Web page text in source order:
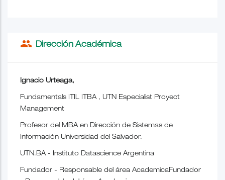
people Dirección Académica
Ignacio Urteaga,
Fundamentals ITIL ITBA , UTN Especialist Proyect
Management
Profesor del MBA en Dirección de Sistemas de
Información Universidad del Salvador.
UTN.BA - Instituto Datascience Argentina
Fundador - Responsable del área AcademicaFundador